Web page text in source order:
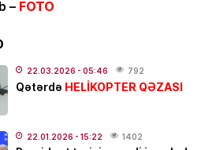
- 21:20
- 17:01
– FOTO
22.03.2026 - 05:46 792
Qətərdə HELİKOPTER QƏZASI
22.01.2026 - 15:22 1402